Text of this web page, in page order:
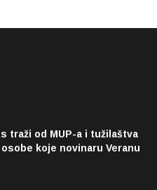
traži od MUP-a i tužilaštva
koje novinaru Veranu